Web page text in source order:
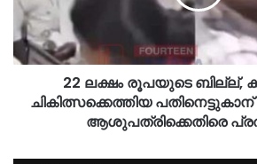
22 ലക്ഷം രൂപയുടെ ബില്ല്,
ചികിത്സക്കെത്തിയ പതിനെട്ടുകാന്
ആശുപത്രിക്കെതിരെ